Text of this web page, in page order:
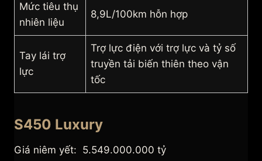
Mức tiêu thụ
nhiên liệu
8,9L/100km hỗn hợp
Tay lái trợ
lực
Trợ lực điện với trợ lực và tỷ số
truyền tải biến thiên theo vận
tốc
S450 Luxury
Giá niêm yết: 5.549.000.000 tỷ